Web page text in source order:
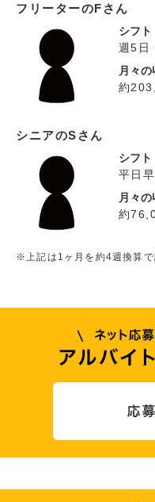
フリーターのFさん
シフト
週5日
月々の
約
シニアのSさん
シフト
平日
月々の
約
※上記は1ヶ月を約4週換算で